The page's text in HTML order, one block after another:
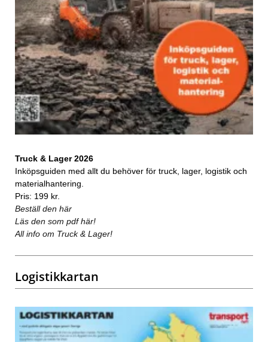
Truck & Lager 2026
Inköpsguiden med allt du behöver för truck, lager, logistik och
materialhantering.
Pris: 199 kr.
Beställ den här
Läs den som pdf här!
All info om Truck & Lager!
Logistikkartan